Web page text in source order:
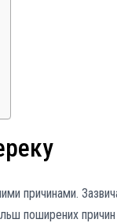
причинами.
поширених